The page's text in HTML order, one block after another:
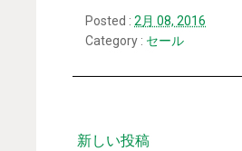
Posted : 2月 08, 2016
Category : セール
新しい投稿